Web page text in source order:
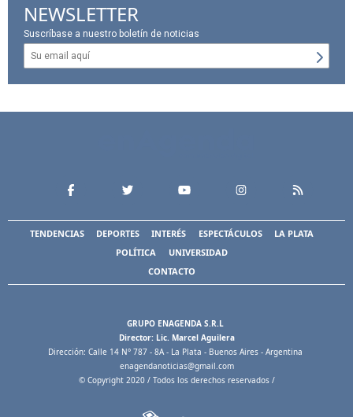
NEWSLETTER
Suscríbase a nuestro boletín de noticias
TENDENCIAS DEPORTES INTERÉS ESPECTÁCULOS
LA PLATA
POLÍTICA
UNIVERSIDAD
CONTACTO
GRUPO ENAGENDA S.R.L
Director: Lic. Marcel Aguilera
Dirección: Calle 14 N° 787 - 8A - La Plata - Buenos Aires - Argentina
enagendanoticias@gmail.com
© Copyright 2020 / Todos los derechos reservados /